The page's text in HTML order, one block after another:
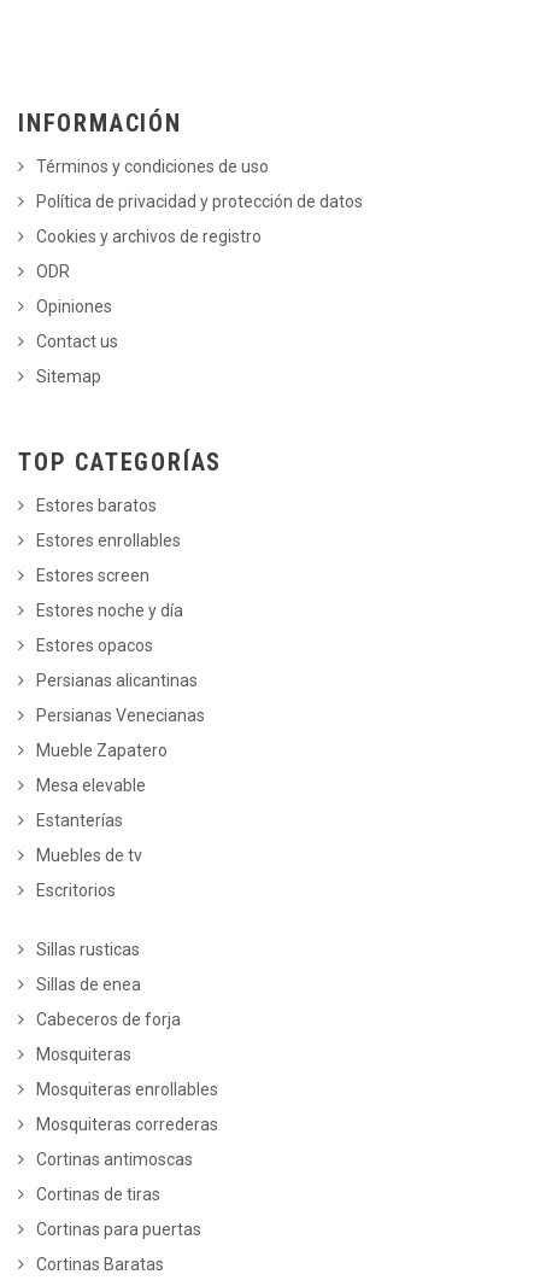
INFORMACIÓN
Términos y condiciones de uso
Política de privacidad y protección de datos
Cookies y archivos de registro
ODR
Opiniones
Contact us
Sitemap
TOP CATEGORÍAS
Estores baratos
Estores enrollables
Estores screen
Estores noche y día
Estores opacos
Persianas alicantinas
Persianas Venecianas
Mueble Zapatero
Mesa elevable
Estanterías
Muebles de tv
Escritorios
Sillas rusticas
Sillas de enea
Cabeceros de forja
Mosquiteras
Mosquiteras enrollables
Mosquiteras correderas
Cortinas antimoscas
Cortinas de tiras
Cortinas para puertas
Cortinas Baratas